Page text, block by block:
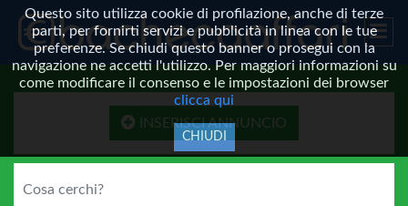
Questo sito utilizza cookie di profilazione, anche di terze
parti, per fornirti servizi e pubblicità in linea con le tue
preferenze. Se chiudi questo banner o prosegui con la
navigazione ne accetti l'utilizzo. Per maggiori informazioni su
come modificare il consenso e le impostazioni dei browser
clicca qui
CHIUDI
INSERISCI ANNUNCIO